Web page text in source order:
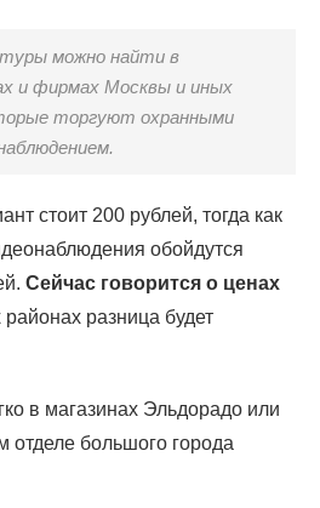
можно найти в
и фирмах Москвы и иных
торгуют охранными
стоит 200 рублей, тогда как
обойдутся
Сейчас говорится о ценах
районах разница будет
в магазинах Эльдорадо или
отделе большого города